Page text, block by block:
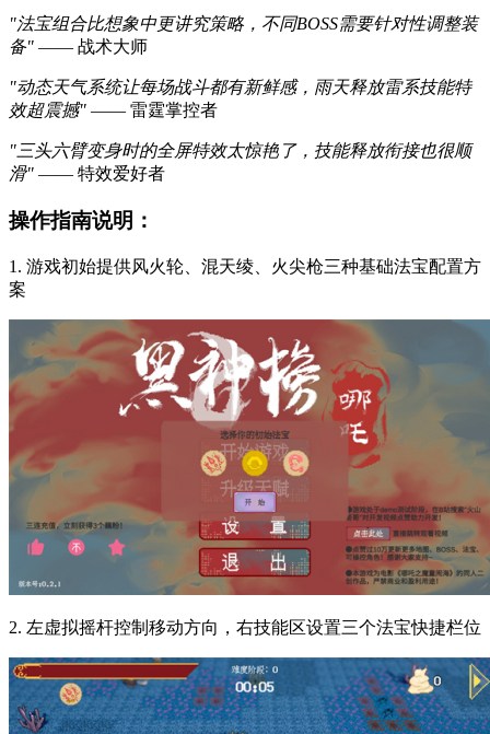
"法宝组合比想象中更讲究策略，不同BOSS需要针对性调整装
备" —— 战术大师
"动态天气系统让每场战斗都有新鲜感，雨天释放雷系技能特
效超震撼" —— 雷霆掌控者
"三头六臂变身时的全屏特效太惊艳了，技能释放衔接也很顺
滑" —— 特效爱好者
操作指南说明：
1. 游戏初始提供风火轮、混天绫、火尖枪三种基础法宝配置方
案
2. 左虚拟摇杆控制移动方向，右技能区设置三个法宝快捷栏位